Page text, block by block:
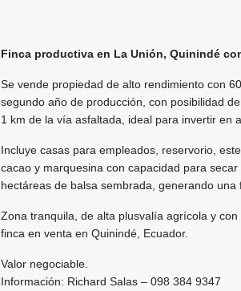
Finca productiva en La Unión, Quinindé
Se vende propiedad de alto rendimiento con
segundo año de producción, con posibilidad
1 km de la vía asfaltada, ideal para invertir en
Incluye casas para empleados, reservorio,
cacao y marquesina con capacidad para
hectáreas de balsa sembrada, generando
Zona tranquila, de alta plusvalía agrícola y
finca en venta en Quinindé, Ecuador.
Valor negociable.
Información: Richard Salas – 098 384 9347